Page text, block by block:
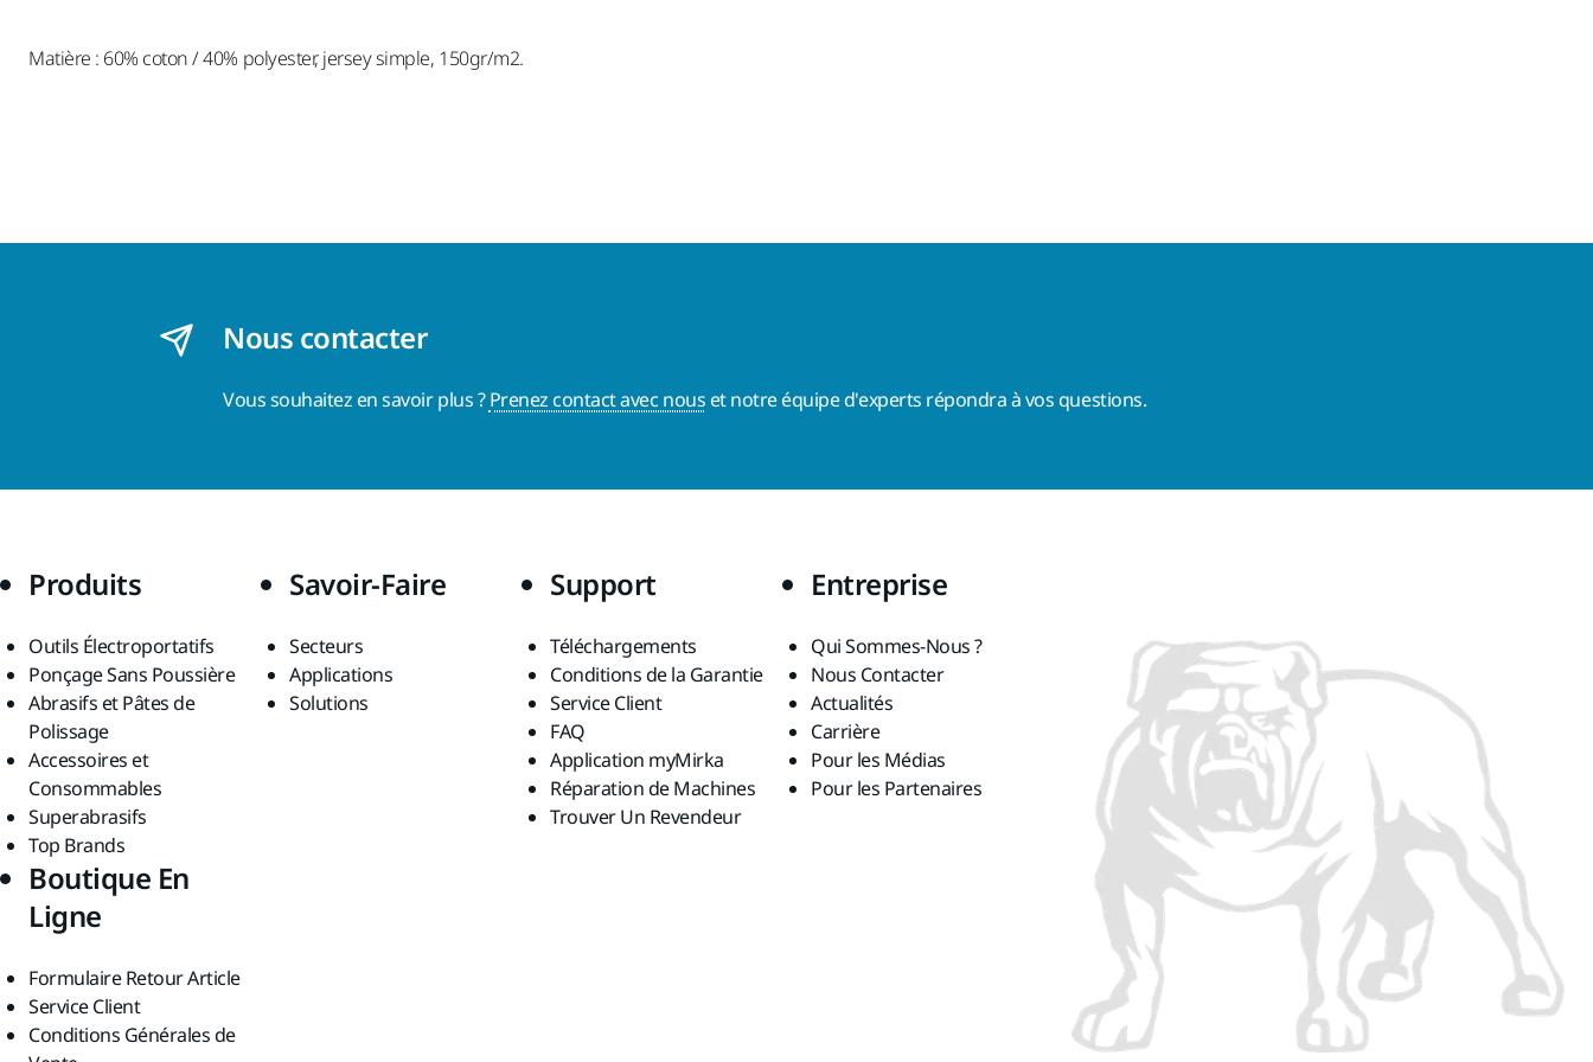
Matière : 60% coton / 40% polyester, jersey simple, 150gr/m2.
Nous contacter
Vous souhaitez en savoir plus ?Prenez contact avec nous et notre équipe d'experts répondra à vos questions.
Produits
Outils Électroportatifs
Ponçage Sans Poussière
Abrasifs et Pâtes de
Polissage
Accessoires et
Consommables
Superabrasifs
Top Brands
Savoir-Faire
Secteurs
Applications
Solutions
Support
Téléchargements
Conditions de la Garantie
Service Client
FAQ
Application myMirka
Réparation de Machines
Trouver Un Revendeur
Entreprise
Qui Sommes-Nous ?
Nous Contacter
Actualités
Carrière
Pour les Médias
Pour les Partenaires
Boutique En
Ligne
Formulaire Retour Article
Service Client
Conditions Générales de